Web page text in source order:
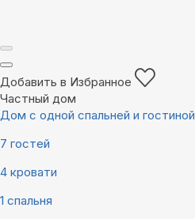
Добавить в Избранное
Частный дом
Дом с одной спальней и гостиной
7 гостей
4 кровати
1 спальня